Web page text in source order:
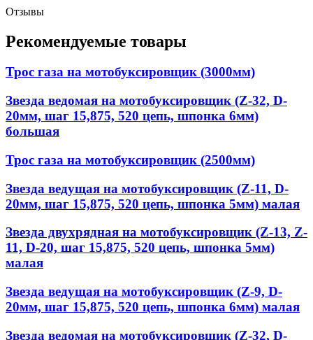
Отзывы
Рекомендуемые товары
Трос газа на мотобуксировщик (3000мм)
Звезда ведомая на мотобуксировщик (Z-32, D-
20мм, шаг 15,875, 520 цепь, шпонка 6мм)
большая
Трос газа на мотобуксировщик (2500мм)
Звезда ведущая на мотобуксировщик (Z-11, D-
20мм, шаг 15,875, 520 цепь, шпонка 5мм) малая
Звезда двухрядная на мотобуксировщик (Z-13, Z-
11, D-20, шаг 15,875, 520 цепь, шпонка 5мм)
малая
Звезда ведущая на мотобуксировщик (Z-9, D-
20мм, шаг 15,875, 520 цепь, шпонка 6мм) малая
Звезда ведомая на мотобуксировщик (Z-32, D-